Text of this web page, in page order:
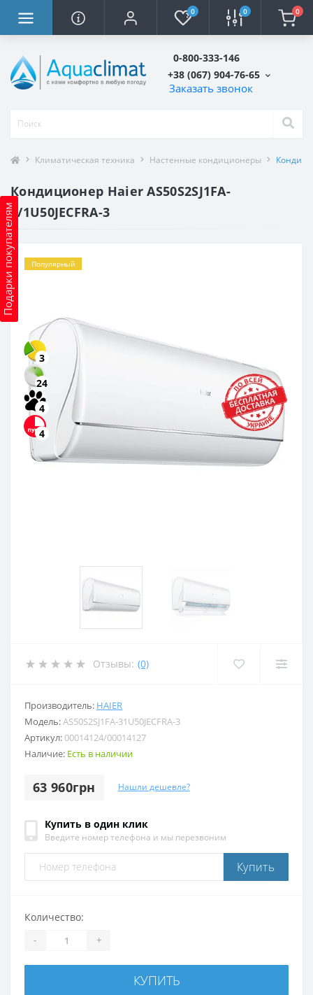
0 0 0
0-800-333-146
+38 (067) 904-76-65
Заказать звонок
Подарки покупателям
Климатическая техника Настенные кондиционеры
Кондиционер Haier AS50S2SJ1FA-
3/1U50JECFRA-3
Популярный
3
24
4
4
Отзывы: (0)
Производитель: HAIER
Модель:AS50S2SJ1FA-31U50JECFRA-3
Артикул:00014124/00014127
Наличие: Есть в наличии
63 960грн Нашли дешевле?
Купить в один клик
Введите номер телефона и мы перезвоним
Купить
Количество:
- +
КУПИТЬ